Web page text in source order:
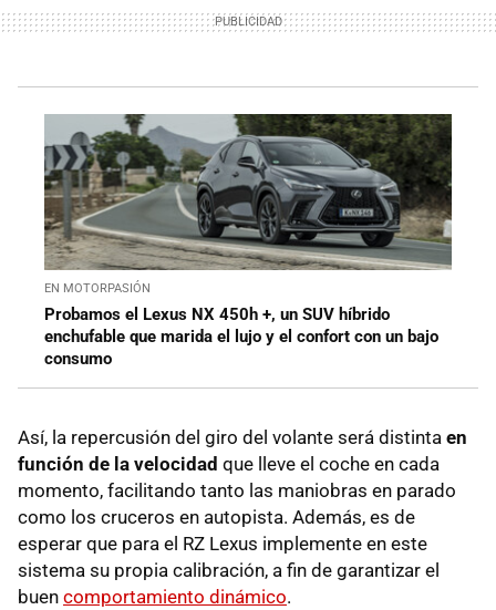
EN MOTORPASIÓN
Probamos el Lexus NX 450h +, un SUV híbrido
enchufable que marida el lujo y el confort con un bajo
consumo
Así, la repercusión del giro del volante será distinta en
función de la velocidad que lleve el coche en cada
momento, facilitando tanto las maniobras en parado
como los cruceros en autopista. Además, es de
esperar que para el RZ Lexus implemente en este
sistema su propia calibración, a fin de garantizar el
buen comportamiento dinámico.